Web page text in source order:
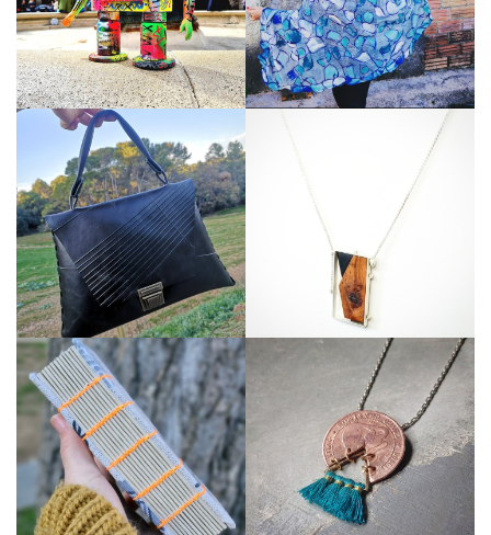
Veure perfil Veure perfil
Veure perfil
Veure perfil
Veure perfil
Veure perfil